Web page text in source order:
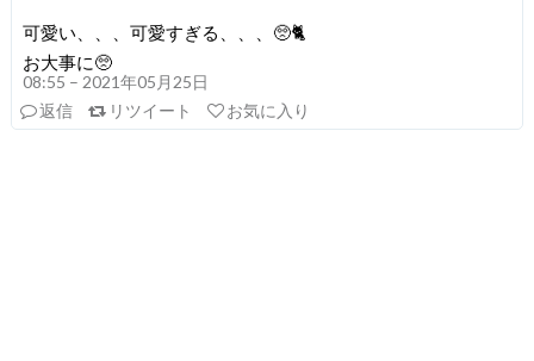
可愛い、、、可愛すぎる、、、🥺🐈
お大事に🥺
08:55 – 2021年05月25日
返信
リツイート お気に入り